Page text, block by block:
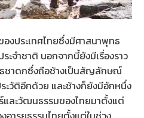
งประเทศไทยซึ่งมีศาสนาพุทธ
ะจำชาติ นอกจากนี้ยังมีเรื่องราว
ธชาดกซึ่งถือช้างเป็นสัญลักษณ์
วัติอีกด้วย และช้างก็ยังมีอักหนึ่ง
ละวัฒนธรรมของไทยมาตั้งแต่